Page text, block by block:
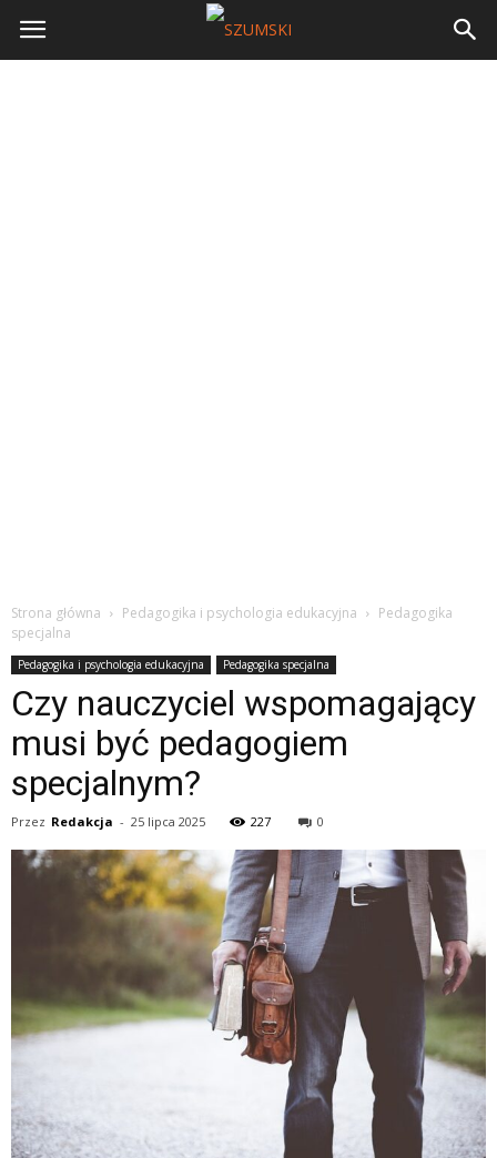
Strona główna Pedagogika i psychologia edukacyjna
Pedagogika
specjalna
Pedagogika i psychologia edukacyjna Pedagogika specjalna
Czy nauczyciel wspomagający
musi być pedagogiem
specjalnym?
Przez Redakcja - 25 lipca 2025 227 0